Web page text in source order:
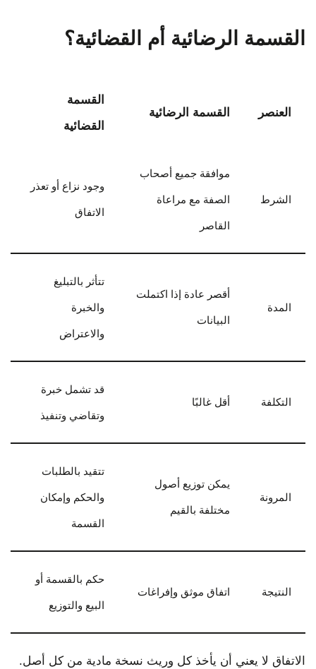
القسمة الرضائية أم القضائية؟
العنصر القسمة الرضائية
القسمة
القضائية
الشرط
موافقة جميع أصحاب
الصفة مع مراعاة
القاصر
وجود نزاع أو تعذر
الاتفاق
المدة
أقصر عادة إذا اكتملت
البيانات
تتأثر بالتبليغ
والخبرة
والاعتراض
التكلفة أقل غالبًا
قد تشمل خبرة
وتقاضي وتنفيذ
المرونة
يمكن توزيع أصول
مختلفة بالقيم
تتقيد بالطلبات
والحكم وإمكان
القسمة
النتيجة اتفاق موثق وإفراغات
حكم بالقسمة أو
البيع والتوزيع
الاتفاق لا يعني أن يأخذ كل وريث نسخة مادية من كل أصل.